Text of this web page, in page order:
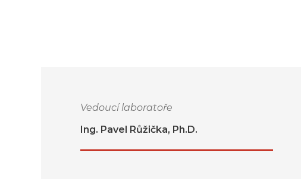
Vedoucí laboratoře
Ing. Pavel Růžička, Ph.D.